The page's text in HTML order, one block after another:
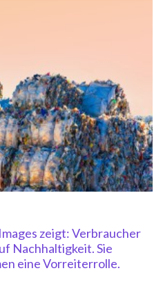
zeigt: Verbraucher
Nachhaltigkeit. Sie
eine Vorreiterrolle.